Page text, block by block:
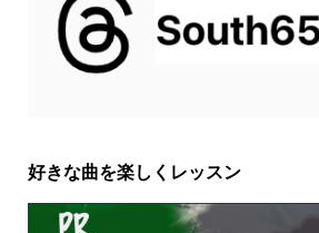
好きな曲を楽しくレッスン